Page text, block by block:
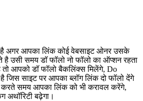
है अगर आपका लिंक कोई वेबसाइट ओनर उसके
उसी समय डॉ फॉलो नो फॉलो का ऑप्शन रहता
आपको डॉ फॉलो बैकलिंक्स मिलेंगे, Do
जिस साइट पर आपका ब्लॉग लिंक दो फॉलो देंगे
करते समय आपका लिंक को भी करावल करेंगे,
बढ़ेगा।